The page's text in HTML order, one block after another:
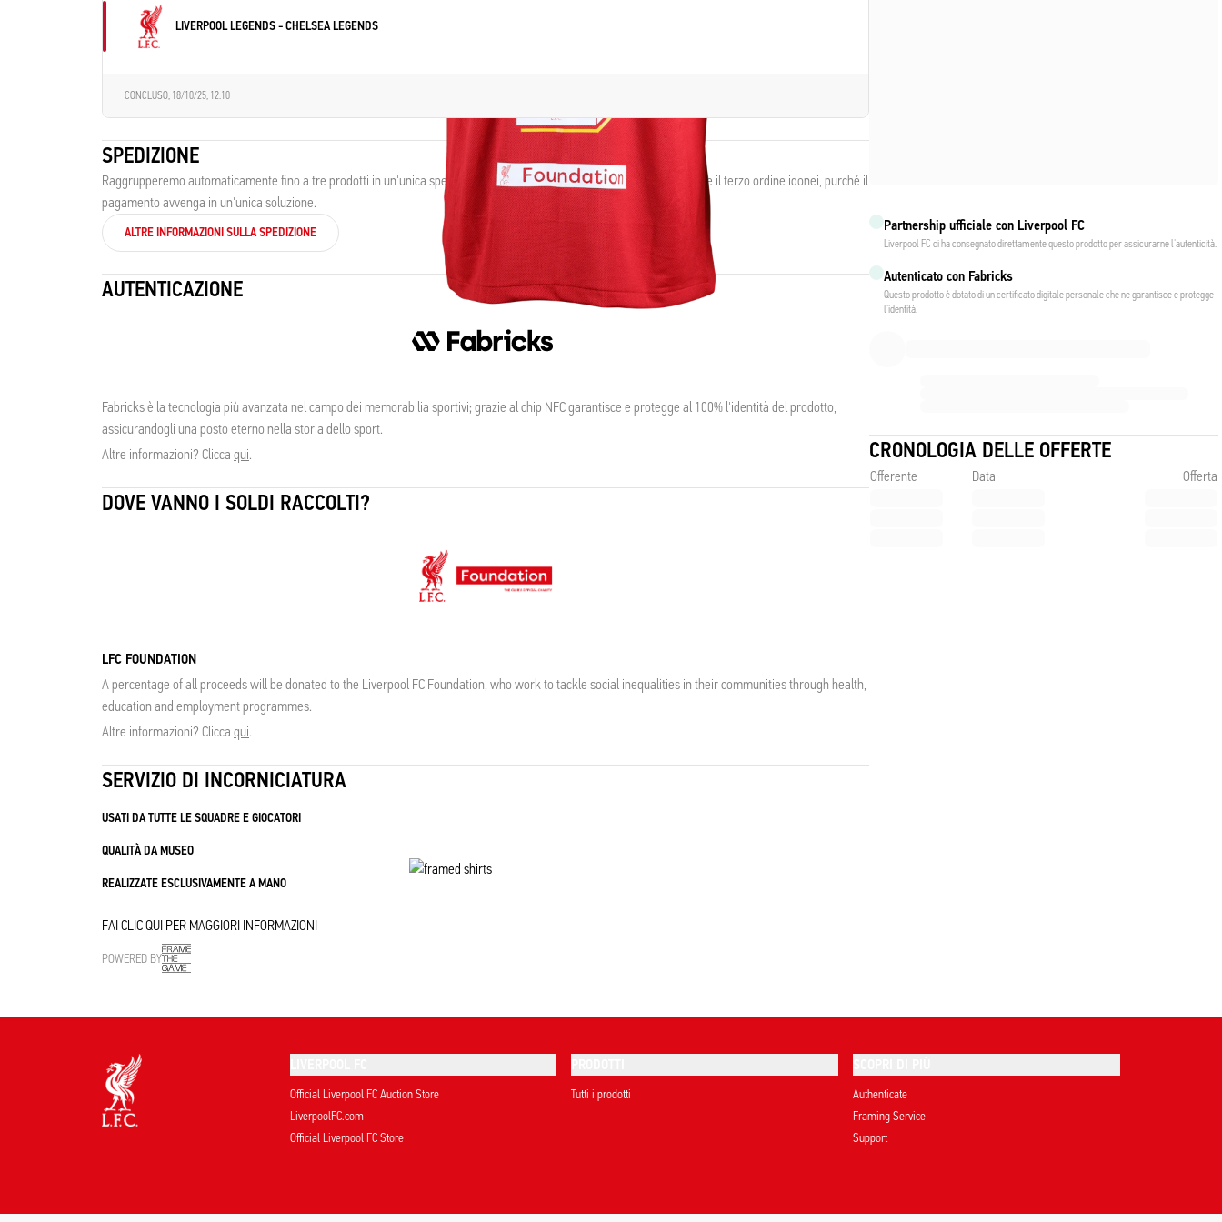
LIVERPOOL LEGENDS - CHELSEA LEGENDS
CONCLUSO, 18/10/25, 12:10
SPEDIZIONE
Raggrupperemo automaticamente fino a tre prodotti in un'unica spedizione e la spedizione sarà gratuita per il secondo e il terzo ordine idonei, purché il
pagamento avvenga in un'unica soluzione.
ALTRE INFORMAZIONI SULLA SPEDIZIONE
AUTENTICAZIONE
Fabricks è la tecnologia più avanzata nel campo dei memorabilia sportivi; grazie al chip NFC garantisce e protegge al 100% l'identità del prodotto,
assicurandogli una posto eterno nella storia dello sport.
Altre informazioni? Clicca qui.
DOVE VANNO I SOLDI RACCOLTI?
LFC FOUNDATION
A percentage of all proceeds will be donated to the Liverpool FC Foundation, who work to tackle social inequalities in their communities through health,
education and employment programmes.
Altre informazioni? Clicca qui.
SERVIZIO DI INCORNICIATURA
USATI DA TUTTE LE SQUADRE E GIOCATORI
QUALITÀ DA MUSEO
REALIZZATE ESCLUSIVAMENTE A MANO
FAI CLIC QUI PER MAGGIORI INFORMAZIONI
POWERED BY
Partnership ufficiale con Liverpool FC
Liverpool FC ci ha consegnato direttamente questo prodotto per assicurarne l'autenticità.
Autenticato con Fabricks
Questo prodotto è dotato di un certificato digitale personale che ne garantisce e protegge
l'identità.
CRONOLOGIA DELLE OFFERTE
Offerente Data Offerta
Official Liverpool FC Auction Store
LiverpoolFC.com
Official Liverpool FC Store
Tutti i prodotti
Authenticate
Framing Service
Support